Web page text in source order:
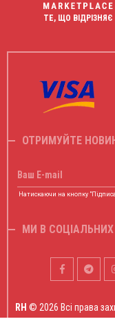
ТЕ, ЩО ВІДРІЗНЯЄ
ОТРИМУЙТЕ
Ваш E-mail
Натискаючи на кнопку
МИ В
RH © 2026 Всі права